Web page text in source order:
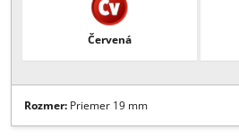
prášková
farba